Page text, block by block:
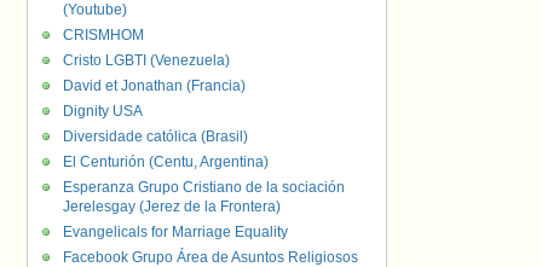
(Youtube)
CRISMHOM
Cristo LGBTI (Venezuela)
David et Jonathan (Francia)
Dignity USA
Diversidade católica (Brasil)
El Centurión (Centu, Argentina)
Esperanza Grupo Cristiano de la sociación
Jerelesgay (Jerez de la Frontera)
Evangelicals for Marriage Equality
Facebook Grupo Área de Asuntos Religiosos